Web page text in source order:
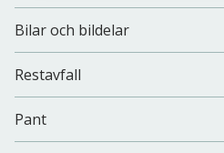
Bilar och bildelar
Restavfall
Pant